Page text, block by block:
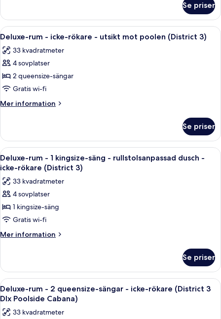
-
utsikt
mot
staden
(District
3)
rum
icke-
utsikt
staden
(District
Se priser
Öppna
alla
foton
för
Deluxe-
rum
-
icke-
-
utsikt
mot
poolen
(District
3)
Ett hotellrum med två sängar, ett
6
Deluxe-rum - icke-rökare - utsikt mot poolen (District 3)
33 kvadratmeter
4 sovplatser
2 queensize-sängar
Gratis wi-fi
Mer information
Mer
rum
icke-
rökare
utsikt
mot
(District
3)
Se priser
Öppna
alla
foton
för
Deluxe-
rum
-
1
-
rullstolsanpassad
dusch
-
icke-
Ett modernt hotellrum med en stor
8
Deluxe-rum - 1 kingsize-säng - rullstolsanpassad dusch -
icke-rökare (District 3)
33 kvadratmeter
4 sovplatser
1 kingsize-säng
Gratis wi-fi
Mer information
Mer
rum
1
kingsize-
Se priser
Öppna
alla
foton
Ett modernt utomhusområde med
6
Deluxe-rum - 2 queensize-sängar - icke-rökare (District 3
Dlx Poolside Cabana)
33 kvadratmeter